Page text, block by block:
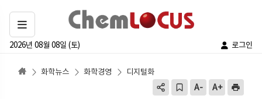
2026년 08월 08일 (토) 로그인
화학뉴스 화학경영 디지털화